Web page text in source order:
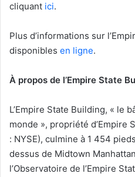
cliquant ici.
Plus d’informations sur
disponibles en ligne.
À propos de l’Empire State
L’Empire State Building, « le
monde », propriété d’Empire
: NYSE), culmine à 1 454
dessus de Midtown
l’Observatoire de l’Empire